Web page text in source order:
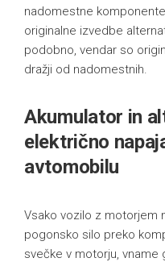
nadomestne
originalne izvedbe
podobno, vendar so
dražji od nadomestnih.
Akumulator in
električno
avtomobilu
Vsako vozilo z motorjem
pogonsko silo preko
svečke v motorju, vname